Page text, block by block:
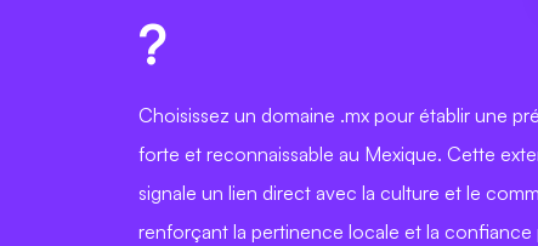
?
Choisissez un domaine .mx pour établir une
forte et reconnaissable au Mexique. Cette
signale un lien direct avec la culture et le
renforçant la pertinence locale et la confiance